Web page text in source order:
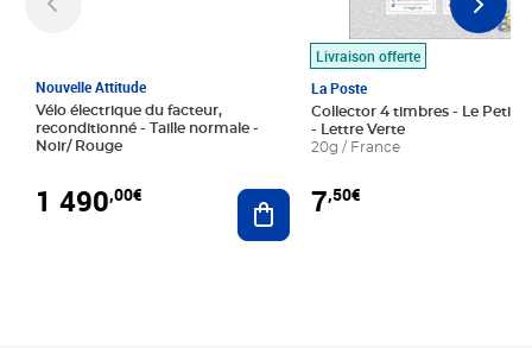
Nouvelle Attitude
Vélo électrique du facteur,
reconditionné - Taille normale -
Noir/ Rouge
1 490,00€ Ajouter au panier
Livraison offerte
La Poste
Collector 4 timbres - Le Petit
- Lettre Verte
20g / France
7,50€